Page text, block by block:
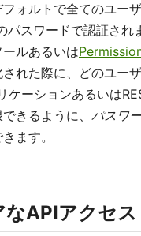
ォルトで全てのユー
パスワードで認証され
ルあるいは
された際に、どのユー
ケーションあるいは
きるように、 パスワ
ます。
なAPIアクセス